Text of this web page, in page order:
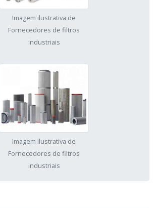
Imagem ilustrativa de
Fornecedores de filtros
industriais
Imagem ilustrativa de
Fornecedores de filtros
industriais